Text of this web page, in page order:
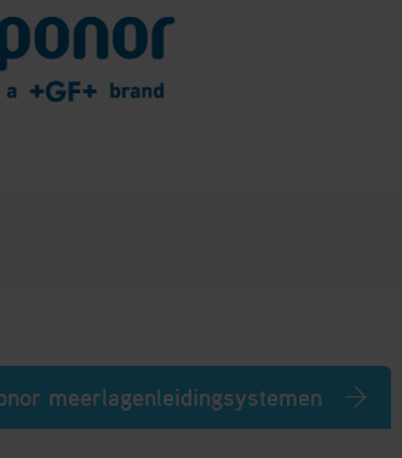
meerlagenleidingsystemen